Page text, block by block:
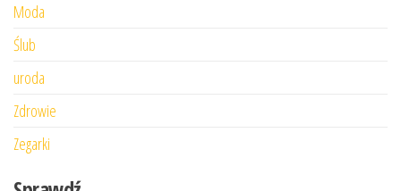
Moda
Ślub
uroda
Zdrowie
Zegarki